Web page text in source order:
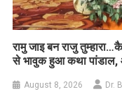
रामु जाइ बन राजु
से भावुक हुआ कथा पांडाल,
August 8, 2026 Dr.